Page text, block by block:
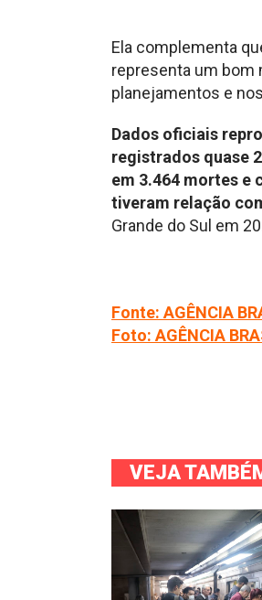
Ela complementa
representa um bom
planejamentos e
Dados oficiais
registrados quase
em 3.464 mortes e
tiveram relação
Grande do Sul em
Fonte: AGÊNCIA
Foto: AGÊNCIA
VEJA